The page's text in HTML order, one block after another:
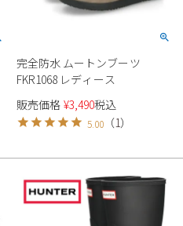
完全防水 ムートンブーツ
FKR1068 レディース
販売価格 ¥3,490税込
5.00（1）